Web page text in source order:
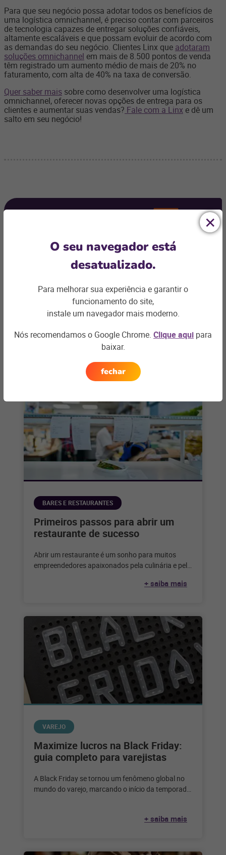
Para que seu negócio possa adotar todos os benefícios de
uma logística omnichannel, é preciso contar com parceiros
de tecnologia capazes de entregar soluções confiáveis,
altamente escaláveis e que possam evoluir de acordo com
as demandas do seu negócio. Clientes Linx que adotaram
soluções omnichannel em mais de 8.500 pontos de venda
têm registrado um aumento médio de mais de 20% no
faturamento, com alta de 40% na taxa de conversão.
Quer saber mais sobre como desenvolver uma logística
omnichannel, oferecer novas opções de entrega para os
clientes e aumentar suas vendas? Fale com a Linx e dê um
salto em seu negócio!
Ficou com
Podemos te ajudar com os desafios do seu negócio e
encontrar asolução ideal
Entre em contato
Artigos relacionados
BARES E RESTAURANTES
Primeiros passos para abrir um
restaurante de sucesso
Abrir um restaurante é um sonho para muitos
empreendedores apaixonados pela culinária e pelo
+ saiba mais
VAREJO
Maximize lucros na Black Friday:
guia completo para varejistas
A Black Friday se tornou um fenômeno global no
mundo do varejo, marcando o início da temporada
+ saiba mais
O seu navegador está
desatualizado.
Para melhorar sua experiência e garantir o
funcionamento do site,
instale um navegador mais moderno.
Nós recomendamos o Google Chrome. Clique aqui para
baixar.
fechar